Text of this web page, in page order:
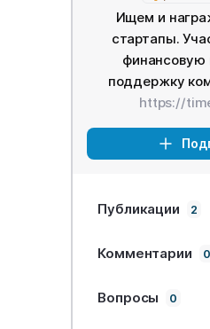
Ищем и
стартапы.
финансовую
поддержку
https://
Публикации 2
Комментарии 0
Вопросы 0